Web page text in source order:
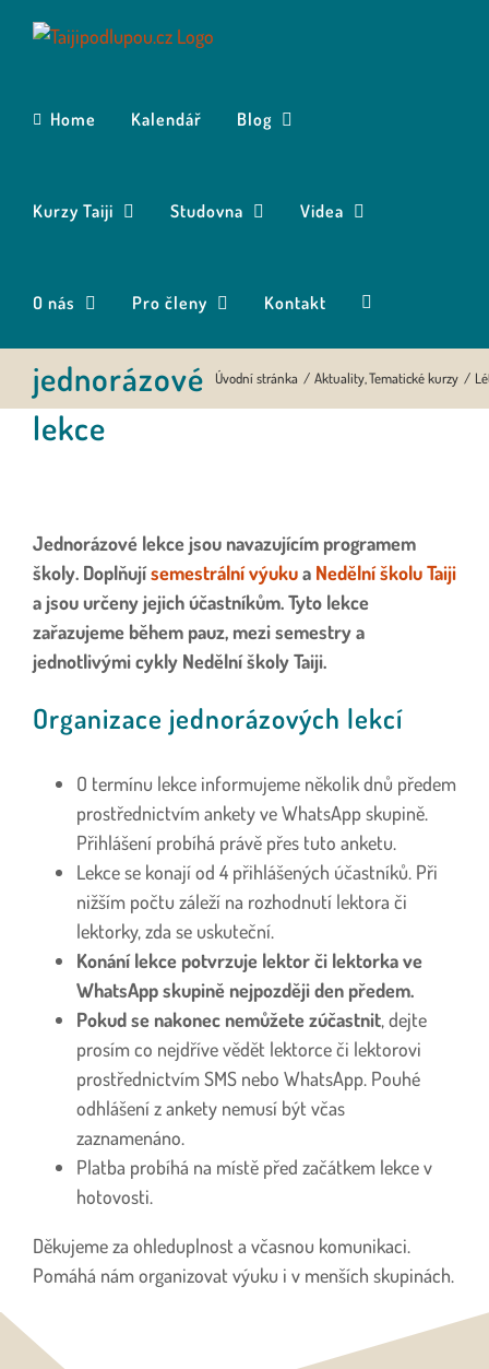
Home Kalendář Blog
Kurzy Taiji Studovna Videa
O nás Pro členy Kontakt
jednorázové
lekce
Úvodní stránka Aktuality Tematické kurzy
Jednorázové lekce jsou navazujícím programem
školy. Doplňujísemestrální výukua Nedělní školu Taiji
a jsou určeny jejich účastníkům. Tyto lekce
zařazujeme během pauz, mezi semestry a
jednotlivými cykly Nedělní školy Taiji.
Organizace jednorázových lekcí
O termínu lekce informujeme několik dnů předem
prostřednictvím ankety ve WhatsApp skupině.
Přihlášení probíhá právě přes tuto anketu.
Lekce se konají od 4 přihlášených účastníků. Při
nižším počtu záleží na rozhodnutí lektora či
lektorky, zda se uskuteční.
Konání lekce potvrzuje lektor či lektorka ve
WhatsApp skupině nejpozději den předem.
Pokud se nakonec nemůžete zúčastnit, dejte
prosím co nejdříve vědět lektorce či lektorovi
prostřednictvím SMS nebo WhatsApp. Pouhé
odhlášení z ankety nemusí být včas
zaznamenáno.
Platba probíhá na místě před začátkem lekce v
hotovosti.
Děkujeme za ohleduplnost a včasnou komunikaci.
Pomáhá nám organizovat výuku i v menších skupinách.